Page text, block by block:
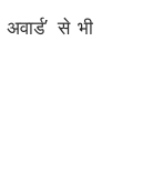
’से भी